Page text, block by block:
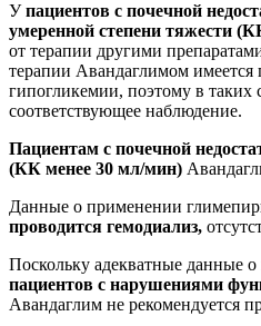
Упациентов с почечной
умеренной степени тяжести
от терапии другими
терапии Авандаглимом
гипогликемии, поэтому в таких
соответствующее наблюдение.
Пациентам с почечной
(КК менее 30 мл/мин)
Данные о применении
проводится гемодиализ,
Поскольку адекватные данные
пациентов с нарушениями
Авандаглим не рекомендуется